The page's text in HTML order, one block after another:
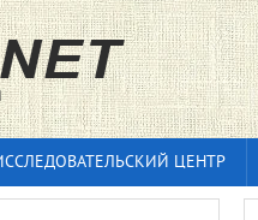
ЦЕНТР